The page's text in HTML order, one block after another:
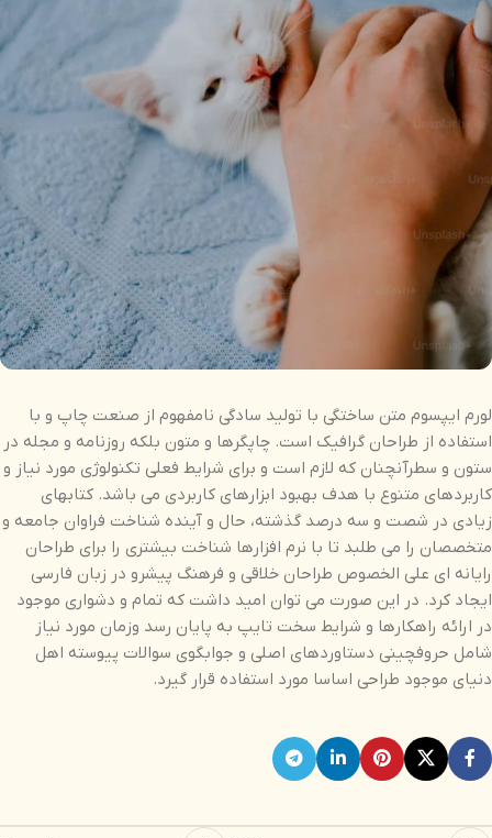
لورم ایپسوم متن ساختگی با تولید سادگی نامفهوم از صنعت چاپ و با
استفاده از طراحان گرافیک است. چاپگرها و متون بلکه روزنامه و مجله در
ستون و سطرآنچنان که لازم است و برای شرایط فعلی تکنولوژی مورد نیاز و
کاربردهای متنوع با هدف بهبود ابزارهای کاربردی می باشد. کتابهای
زیادی در شصت و سه درصد گذشته، حال و آینده شناخت فراوان جامعه و
متخصصان را می طلبد تا با نرم افزارها شناخت بیشتری را برای طراحان
رایانه ای علی الخصوص طراحان خلاقی و فرهنگ پیشرو در زبان فارسی
ایجاد کرد. در این صورت می توان امید داشت که تمام و دشواری موجود
در ارائه راهکارها و شرایط سخت تایپ به پایان رسد وزمان مورد نیاز
شامل حروفچینی دستاوردهای اصلی و جوابگوی سوالات پیوسته اهل
دنیای موجود طراحی اساسا مورد استفاده قرار گیرد.